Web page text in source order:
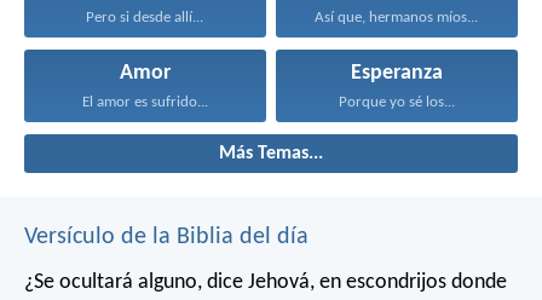
Pero si desde allí... Así que, hermanos míos...
Amor
El amor es sufrido...
Esperanza
Porque yo sé los...
Más Temas...
Versículo de la Biblia del día
¿Se ocultará alguno, dice Jehová, en escondrijos donde